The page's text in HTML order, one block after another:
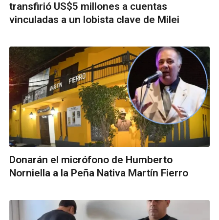
transfirió US$5 millones a cuentas
vinculadas a un lobista clave de Milei
Donarán el micrófono de Humberto
Norniella a la Peña Nativa Martín Fierro